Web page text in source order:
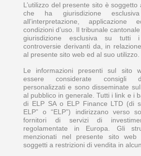
L’utilizzo del presente sito è soggetto
che ha giurisdizione
all’interpretazione,
condizioni d’uso. Il tribunale
giurisdizione esclusiva su
controversie derivanti da, in
al presente sito web ed al suo utilizzo.
Le informazioni presenti sul sito
essere considerate consigli
personalizzati e sono disseminate
al pubblico in generale. Tutti i link e i
di ELP SA o ELP Finance LTD (di
ELP” o “ELP”) indirizzano verso
fornitori di servizi di
regolamentate in Europa. Gli
menzionati nel presente sito web
soggetti a restrizioni di vendita in